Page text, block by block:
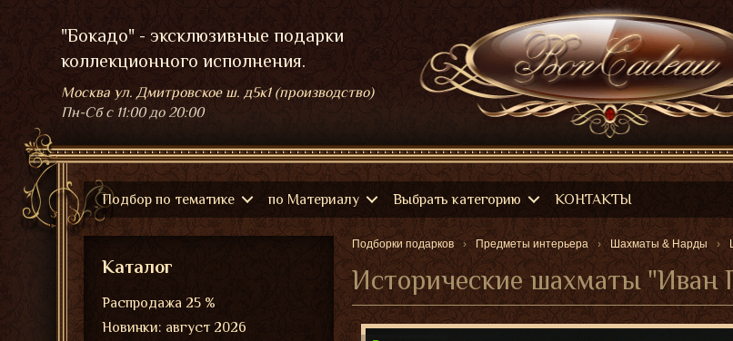
"Бокадо" - эксклюзивные подарки
коллекционного исполнения.
Москва ул. Дмитровское ш. д5к1 (производство)
Пн-Сбс 11:00 до 20:00
Подбор по тематике по Материалу Выбрать категорию КОНТАКТЫ
Подборки подарков Предметы интерьера Шахматы & Нарды
Исторические шахматы "Иван
Каталог
Распродажа 25 %
Новинки: август 2026